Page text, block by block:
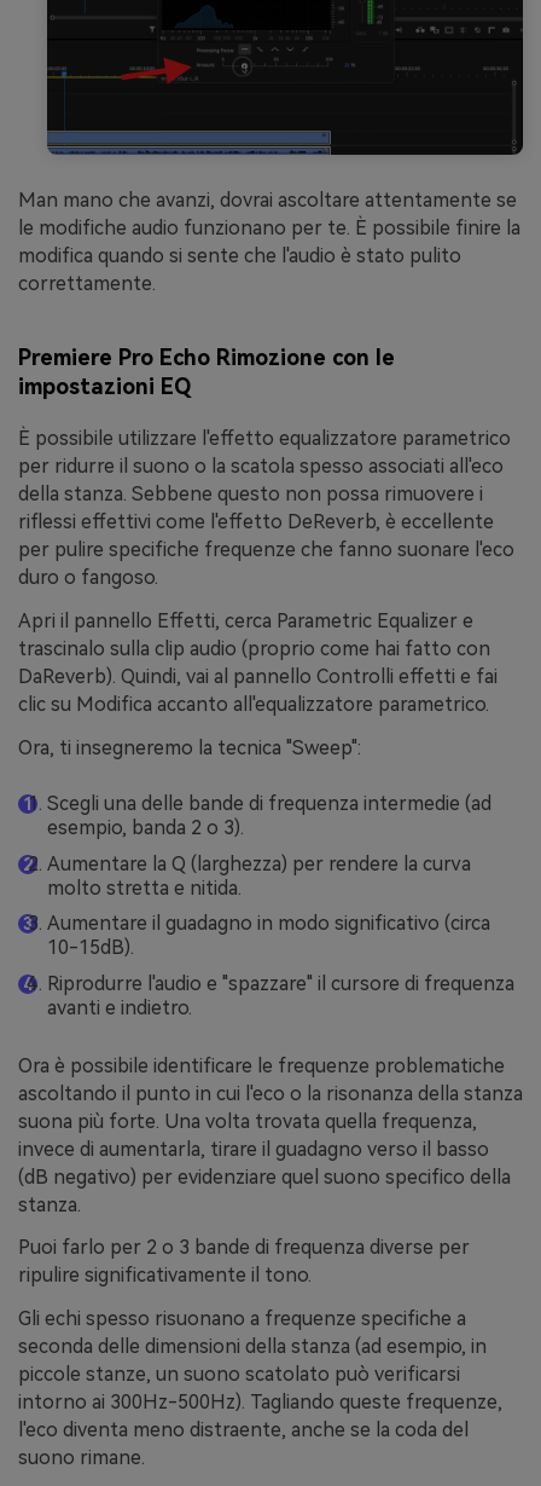
Man mano che avanzi, dovrai ascoltare attentamente se
le modifiche audio funzionano per te. È possibile finire la
modifica quando si sente che l'audio è stato pulito
correttamente.
Premiere Pro Echo Rimozione con le
impostazioni EQ
È possibile utilizzare l'effetto equalizzatore parametrico
per ridurre il suono o la scatola spesso associati all'eco
della stanza. Sebbene questo non possa rimuovere i
riflessi effettivi come l'effetto DeReverb, è eccellente
per pulire specifiche frequenze che fanno suonare l'eco
duro o fangoso.
Apri il pannello Effetti, cerca Parametric Equalizer e
trascinalo sulla clip audio (proprio come hai fatto con
DaReverb). Quindi, vai al pannello Controlli effetti e fai
clic su Modifica accanto all'equalizzatore parametrico.
Ora, ti insegneremo la tecnica "Sweep":
Scegli una delle bande di frequenza intermedie (ad
esempio, banda 2 o 3).
Aumentare la Q (larghezza) per rendere la curva
molto stretta e nitida.
Aumentare il guadagno in modo significativo (circa
10-15dB).
Riprodurre l'audio e "spazzare" il cursore di frequenza
avanti e indietro.
Ora è possibile identificare le frequenze problematiche
ascoltando il punto in cui l'eco o la risonanza della stanza
suona più forte. Una volta trovata quella frequenza,
invece di aumentarla, tirare il guadagno verso il basso
(dB negativo) per evidenziare quel suono specifico della
stanza.
Puoi farlo per 2 o 3 bande di frequenza diverse per
ripulire significativamente il tono.
Gli echi spesso risuonano a frequenze specifiche a
seconda delle dimensioni della stanza (ad esempio, in
piccole stanze, un suono scatolato può verificarsi
intorno ai 300Hz-500Hz). Tagliando queste frequenze,
l'eco diventa meno distraente, anche se la coda del
suono rimane.